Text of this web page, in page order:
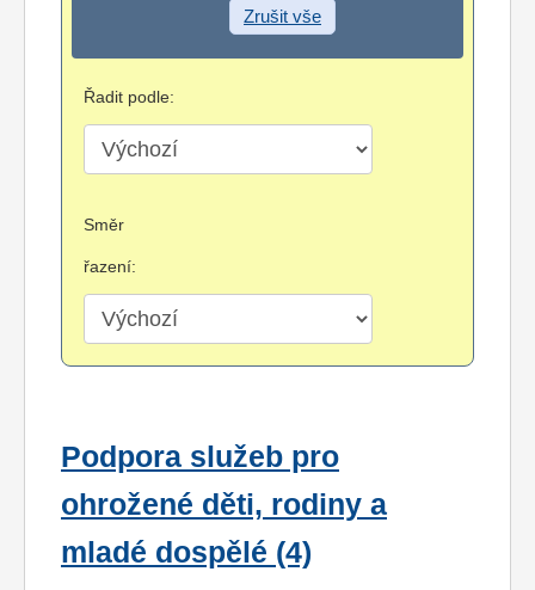
Zrušit vše
Řadit podle:
Směr
řazení:
Podpora služeb pro
ohrožené děti, rodiny a
mladé dospělé (4)